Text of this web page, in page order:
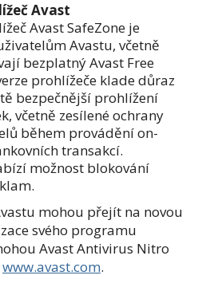
Avast
Avast SafeZone je
Avastu, včetně
bezplatný Avast Free
prohlížeče klade důraz
bezpečnější prohlížení
včetně zesílené ochrany
během provádění on-
transakcí.
možnost blokování
mohou přejít na novou
svého programu
Avast Antivirus Nitro
www.avast.com.